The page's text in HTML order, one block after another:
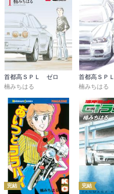
首都高ＳＰＬ ゼロ
楠みちはる
首都高ＳＰＬ
楠みちはる
完結 完結